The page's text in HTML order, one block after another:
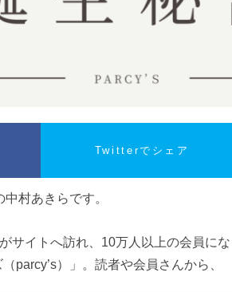
Twitterでシェア
村あきらです。
サイトへ訪れ、10万人以上の会員に
parcy’s）」。読者や会員さんから、